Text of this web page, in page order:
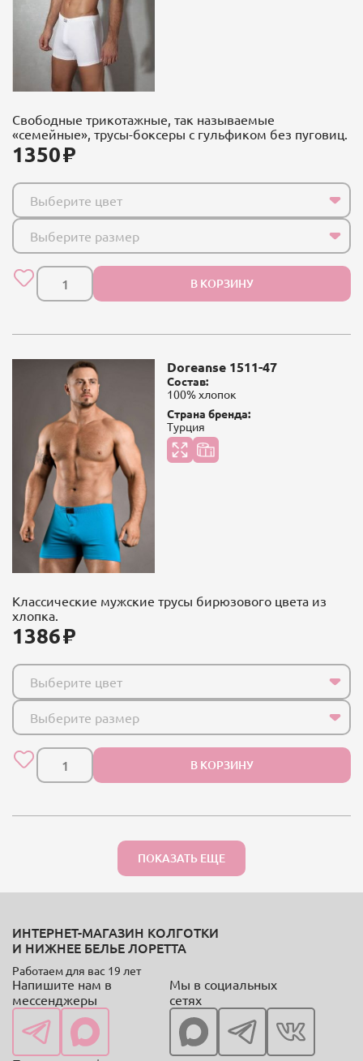
Свободные трикотажные, так называемые
«семейные», трусы-боксеры с гульфиком без пуговиц.
1350
Выберите цвет
Выберите размер
В КОРЗИНУ
Doreanse 1511-47
Состав:
100% хлопок
Страна бренда:
Турция
Классические мужские трусы бирюзового цвета из
хлопка.
1386
Выберите цвет
Выберите размер
В КОРЗИНУ
ПОКАЗАТЬ ЕЩЕ
ИНТЕРНЕТ-МАГАЗИН КОЛГОТКИ
И НИЖНЕЕ БЕЛЬЕ ЛОРЕТТА
Работаем для вас 19 лет
Напишите нам в
мессенджеры
Мы в социальных
сетях